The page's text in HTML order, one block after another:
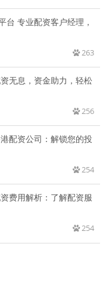
台 专业配资客户经理，
263
无息，资金助力，轻松
256
配资公司：解锁您的投
254
费用解析：了解配资服
254